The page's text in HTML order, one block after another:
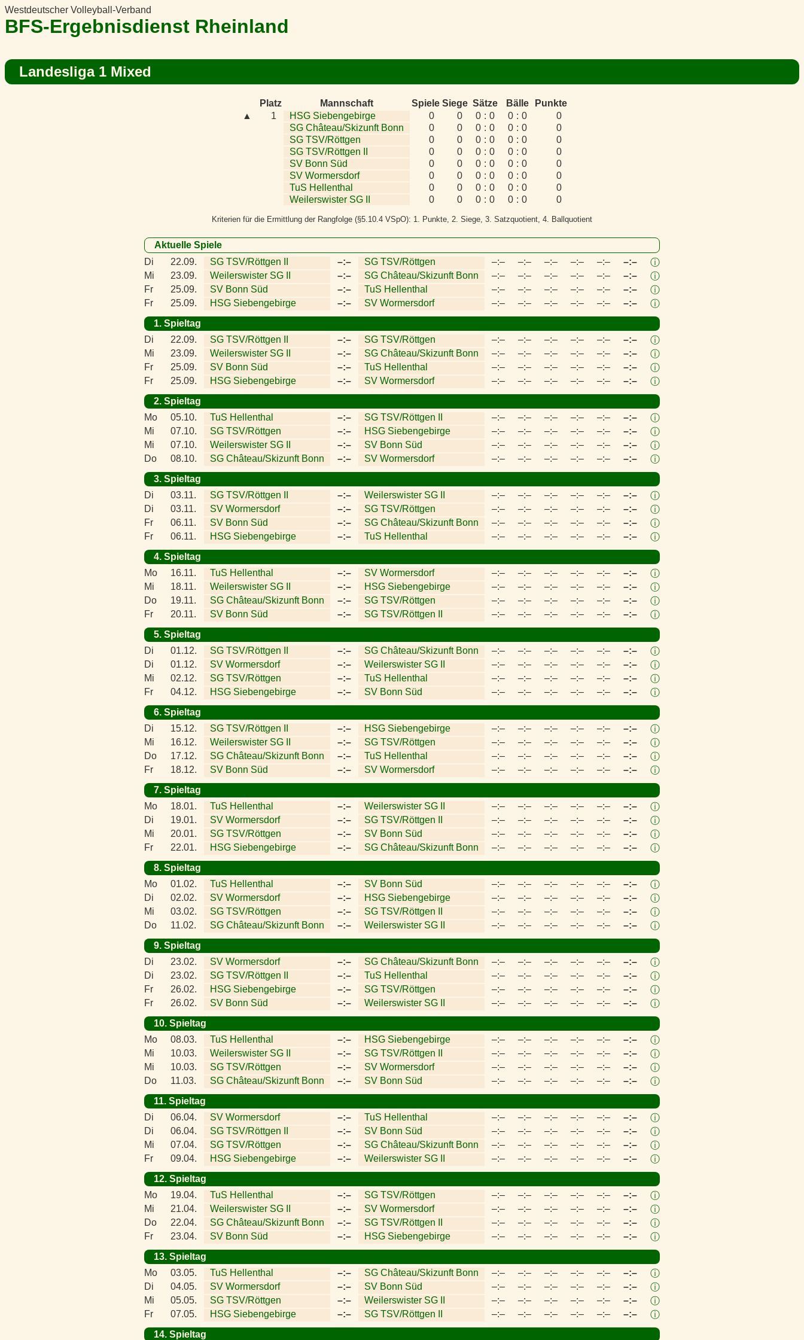
Westdeutscher Volleyball-Verband
BFS-Ergebnisdienst Rheinland
Landesliga 1 Mixed
Platz Mannschaft Spiele Siege Sätze Bälle
Punkte
▲
1 HSG Siebengebirge 0 0 0 : 0 0 : 0
0
SG Château/Skizunft Bonn
0 0 0 : 0 0 : 0
0
SG TSV/Röttgen
0 0 0 : 0 0 : 0
0
SG TSV/Röttgen II
0 0 0 : 0 0 : 0
0
SV Bonn Süd
0 0 0 : 0 0 : 0
0
SV Wormersdorf
0 0 0 : 0 0 : 0
0
TuS Hellenthal
0 0 0 : 0 0 : 0
0
Weilerswister SG II
0 0 0 : 0 0 : 0 0
Kriterien für die Ermittlung der Rangfolge (§5.10.4 VSpO): 1. Punkte, 2. Siege, 3. Satzquotient, 4. Ballquotient
Aktuelle Spiele
Di
22.09. SG TSV/Röttgen II –:– SG TSV/Röttgen –:– –:– –:– –:– –:– –:–
ⓘ
Mi
23.09. Weilerswister SG II –:– SG Château/Skizunft Bonn –:– –:– –:– –:– –:– –:–
ⓘ
Fr
25.09. SV Bonn Süd –:– TuS Hellenthal –:– –:– –:– –:– –:– –:–
ⓘ
Fr
25.09. HSG Siebengebirge –:– SV Wormersdorf –:– –:– –:– –:– –:– –:–
ⓘ
1. Spieltag
Di
22.09. SG TSV/Röttgen II –:– SG TSV/Röttgen –:– –:– –:– –:– –:– –:–
ⓘ
Mi
23.09. Weilerswister SG II –:– SG Château/Skizunft Bonn –:– –:– –:– –:– –:– –:–
ⓘ
Fr
25.09. SV Bonn Süd –:– TuS Hellenthal –:– –:– –:– –:– –:– –:–
ⓘ
Fr
25.09. HSG Siebengebirge –:– SV Wormersdorf –:– –:– –:– –:– –:– –:–
ⓘ
2. Spieltag
Mo
05.10. TuS Hellenthal –:– SG TSV/Röttgen II –:– –:– –:– –:– –:– –:–
ⓘ
Mi
07.10. SG TSV/Röttgen –:– HSG Siebengebirge –:– –:– –:– –:– –:– –:–
ⓘ
Mi
07.10. Weilerswister SG II –:– SV Bonn Süd –:– –:– –:– –:– –:– –:–
ⓘ
Do
08.10. SG Château/Skizunft Bonn –:– SV Wormersdorf –:– –:– –:– –:– –:– –:–
ⓘ
3. Spieltag
Di
03.11. SG TSV/Röttgen II –:– Weilerswister SG II –:– –:– –:– –:– –:– –:–
ⓘ
Di
03.11. SV Wormersdorf –:– SG TSV/Röttgen –:– –:– –:– –:– –:– –:–
ⓘ
Fr
06.11. SV Bonn Süd –:– SG Château/Skizunft Bonn –:– –:– –:– –:– –:– –:–
ⓘ
Fr
06.11. HSG Siebengebirge –:– TuS Hellenthal –:– –:– –:– –:– –:– –:–
ⓘ
4. Spieltag
Mo
16.11. TuS Hellenthal –:– SV Wormersdorf –:– –:– –:– –:– –:– –:–
ⓘ
Mi
18.11. Weilerswister SG II –:– HSG Siebengebirge –:– –:– –:– –:– –:– –:–
ⓘ
Do
19.11. SG Château/Skizunft Bonn –:– SG TSV/Röttgen –:– –:– –:– –:– –:– –:–
ⓘ
Fr
20.11. SV Bonn Süd –:– SG TSV/Röttgen II –:– –:– –:– –:– –:– –:–
ⓘ
5. Spieltag
Di
01.12. SG TSV/Röttgen II –:– SG Château/Skizunft Bonn –:– –:– –:– –:– –:– –:–
ⓘ
Di
01.12. SV Wormersdorf –:– Weilerswister SG II –:– –:– –:– –:– –:– –:–
ⓘ
Mi
02.12. SG TSV/Röttgen –:– TuS Hellenthal –:– –:– –:– –:– –:– –:–
ⓘ
Fr
04.12. HSG Siebengebirge –:– SV Bonn Süd –:– –:– –:– –:– –:– –:–
ⓘ
6. Spieltag
Di
15.12. SG TSV/Röttgen II –:– HSG Siebengebirge –:– –:– –:– –:– –:– –:–
ⓘ
Mi
16.12. Weilerswister SG II –:– SG TSV/Röttgen –:– –:– –:– –:– –:– –:–
ⓘ
Do
17.12. SG Château/Skizunft Bonn –:– TuS Hellenthal –:– –:– –:– –:– –:– –:–
ⓘ
Fr
18.12. SV Bonn Süd –:– SV Wormersdorf –:– –:– –:– –:– –:– –:–
ⓘ
7. Spieltag
Mo
18.01. TuS Hellenthal –:– Weilerswister SG II –:– –:– –:– –:– –:– –:–
ⓘ
Di
19.01. SV Wormersdorf –:– SG TSV/Röttgen II –:– –:– –:– –:– –:– –:–
ⓘ
Mi
20.01. SG TSV/Röttgen –:– SV Bonn Süd –:– –:– –:– –:– –:– –:–
ⓘ
Fr
22.01. HSG Siebengebirge –:– SG Château/Skizunft Bonn –:– –:– –:– –:– –:– –:–
ⓘ
8. Spieltag
Mo
01.02. TuS Hellenthal –:– SV Bonn Süd –:– –:– –:– –:– –:– –:–
ⓘ
Di
02.02. SV Wormersdorf –:– HSG Siebengebirge –:– –:– –:– –:– –:– –:–
ⓘ
Mi
03.02. SG TSV/Röttgen –:– SG TSV/Röttgen II –:– –:– –:– –:– –:– –:–
ⓘ
Do
11.02. SG Château/Skizunft Bonn –:– Weilerswister SG II –:– –:– –:– –:– –:– –:–
ⓘ
9. Spieltag
Di
23.02. SV Wormersdorf –:– SG Château/Skizunft Bonn –:– –:– –:– –:– –:– –:–
ⓘ
Di
23.02. SG TSV/Röttgen II –:– TuS Hellenthal –:– –:– –:– –:– –:– –:–
ⓘ
Fr
26.02. HSG Siebengebirge –:– SG TSV/Röttgen –:– –:– –:– –:– –:– –:–
ⓘ
Fr
26.02. SV Bonn Süd –:– Weilerswister SG II –:– –:– –:– –:– –:– –:–
ⓘ
10. Spieltag
Mo
08.03. TuS Hellenthal –:– HSG Siebengebirge –:– –:– –:– –:– –:– –:–
ⓘ
Mi
10.03. Weilerswister SG II –:– SG TSV/Röttgen II –:– –:– –:– –:– –:– –:–
ⓘ
Mi
10.03. SG TSV/Röttgen –:– SV Wormersdorf –:– –:– –:– –:– –:– –:–
ⓘ
Do
11.03. SG Château/Skizunft Bonn –:– SV Bonn Süd –:– –:– –:– –:– –:– –:–
ⓘ
11. Spieltag
Di
06.04. SV Wormersdorf –:– TuS Hellenthal –:– –:– –:– –:– –:– –:–
ⓘ
Di
06.04. SG TSV/Röttgen II –:– SV Bonn Süd –:– –:– –:– –:– –:– –:–
ⓘ
Mi
07.04. SG TSV/Röttgen –:– SG Château/Skizunft Bonn –:– –:– –:– –:– –:– –:–
ⓘ
Fr
09.04. HSG Siebengebirge –:– Weilerswister SG II –:– –:– –:– –:– –:– –:–
ⓘ
12. Spieltag
Mo
19.04. TuS Hellenthal –:– SG TSV/Röttgen –:– –:– –:– –:– –:– –:–
ⓘ
Mi
21.04. Weilerswister SG II –:– SV Wormersdorf –:– –:– –:– –:– –:– –:–
ⓘ
Do
22.04. SG Château/Skizunft Bonn –:– SG TSV/Röttgen II –:– –:– –:– –:– –:– –:–
ⓘ
Fr
23.04. SV Bonn Süd –:– HSG Siebengebirge –:– –:– –:– –:– –:– –:–
ⓘ
13. Spieltag
Mo
03.05. TuS Hellenthal –:– SG Château/Skizunft Bonn –:– –:– –:– –:– –:– –:–
ⓘ
Di
04.05. SV Wormersdorf –:– SV Bonn Süd –:– –:– –:– –:– –:– –:–
ⓘ
Mi
05.05. SG TSV/Röttgen –:– Weilerswister SG II –:– –:– –:– –:– –:– –:–
ⓘ
Fr
07.05. HSG Siebengebirge –:– SG TSV/Röttgen II –:– –:– –:– –:– –:– –:–
ⓘ
14. Spieltag